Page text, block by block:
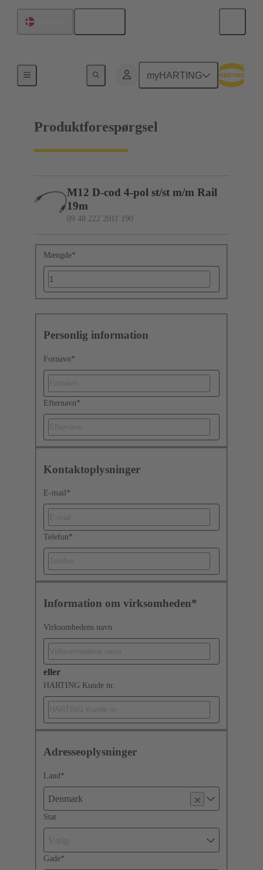
myHARTING
09 48 222 2011 190
Produktforespørgsel
M12 D-cod 4-pol st/st m/m Rail
19m
09 48 222 2011 190
Mængde*
Personlig information
Fornavn*
Efternavn*
Kontaktoplysninger
E-mail *
Telefon*
Information om virksomheden*
Virksomhedens navn
eller
HARTING Kunde nr.
Adresseoplysninger
Land *
Denmark
Stat
Gade*